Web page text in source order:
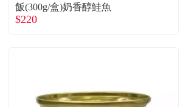
飯(300g/盒)奶香醇鮭魚
$220